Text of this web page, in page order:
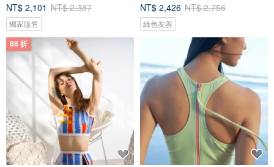
NT$ 2,101 NT$ 2,387
獨家販售
NT$ 2,426 NT$ 2,756
綠色友善
88 折